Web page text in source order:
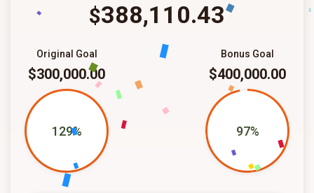
$388,110.43
Bonus Goal
$400,000.00
97%
Original Goal
$300,000.00
129%